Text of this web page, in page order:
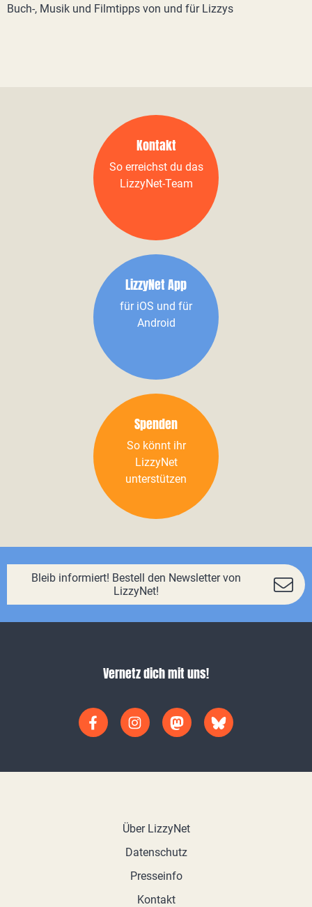
Buch-, Musik und Filmtipps von und für Lizzys
Kontakt
So erreichst du das
LizzyNet-Team
LizzyNet App
für iOS und für
Android
Spenden
So könnt ihr
LizzyNet
unterstützen
Bleib informiert! Bestell den Newsletter von
LizzyNet!
Vernetz dich mit uns!
Über LizzyNet
Datenschutz
Presseinfo
Kontakt